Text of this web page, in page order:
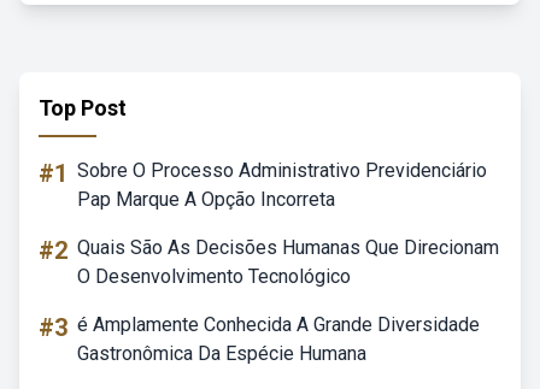
Top Post
#1 Sobre O Processo Administrativo Previdenciário
Pap Marque A Opção Incorreta
#2 Quais São As Decisões Humanas Que Direcionam
O Desenvolvimento Tecnológico
#3 é Amplamente Conhecida A Grande Diversidade
Gastronômica Da Espécie Humana